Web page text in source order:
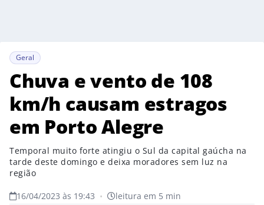
Geral
Chuva e vento de 108
km/h causam estragos
em Porto Alegre
Temporal muito forte atingiu o Sul da capital gaúcha na
tarde deste domingo e deixa moradores sem luz na
região
16/04/2023 às 19:43 • leitura em 5 min